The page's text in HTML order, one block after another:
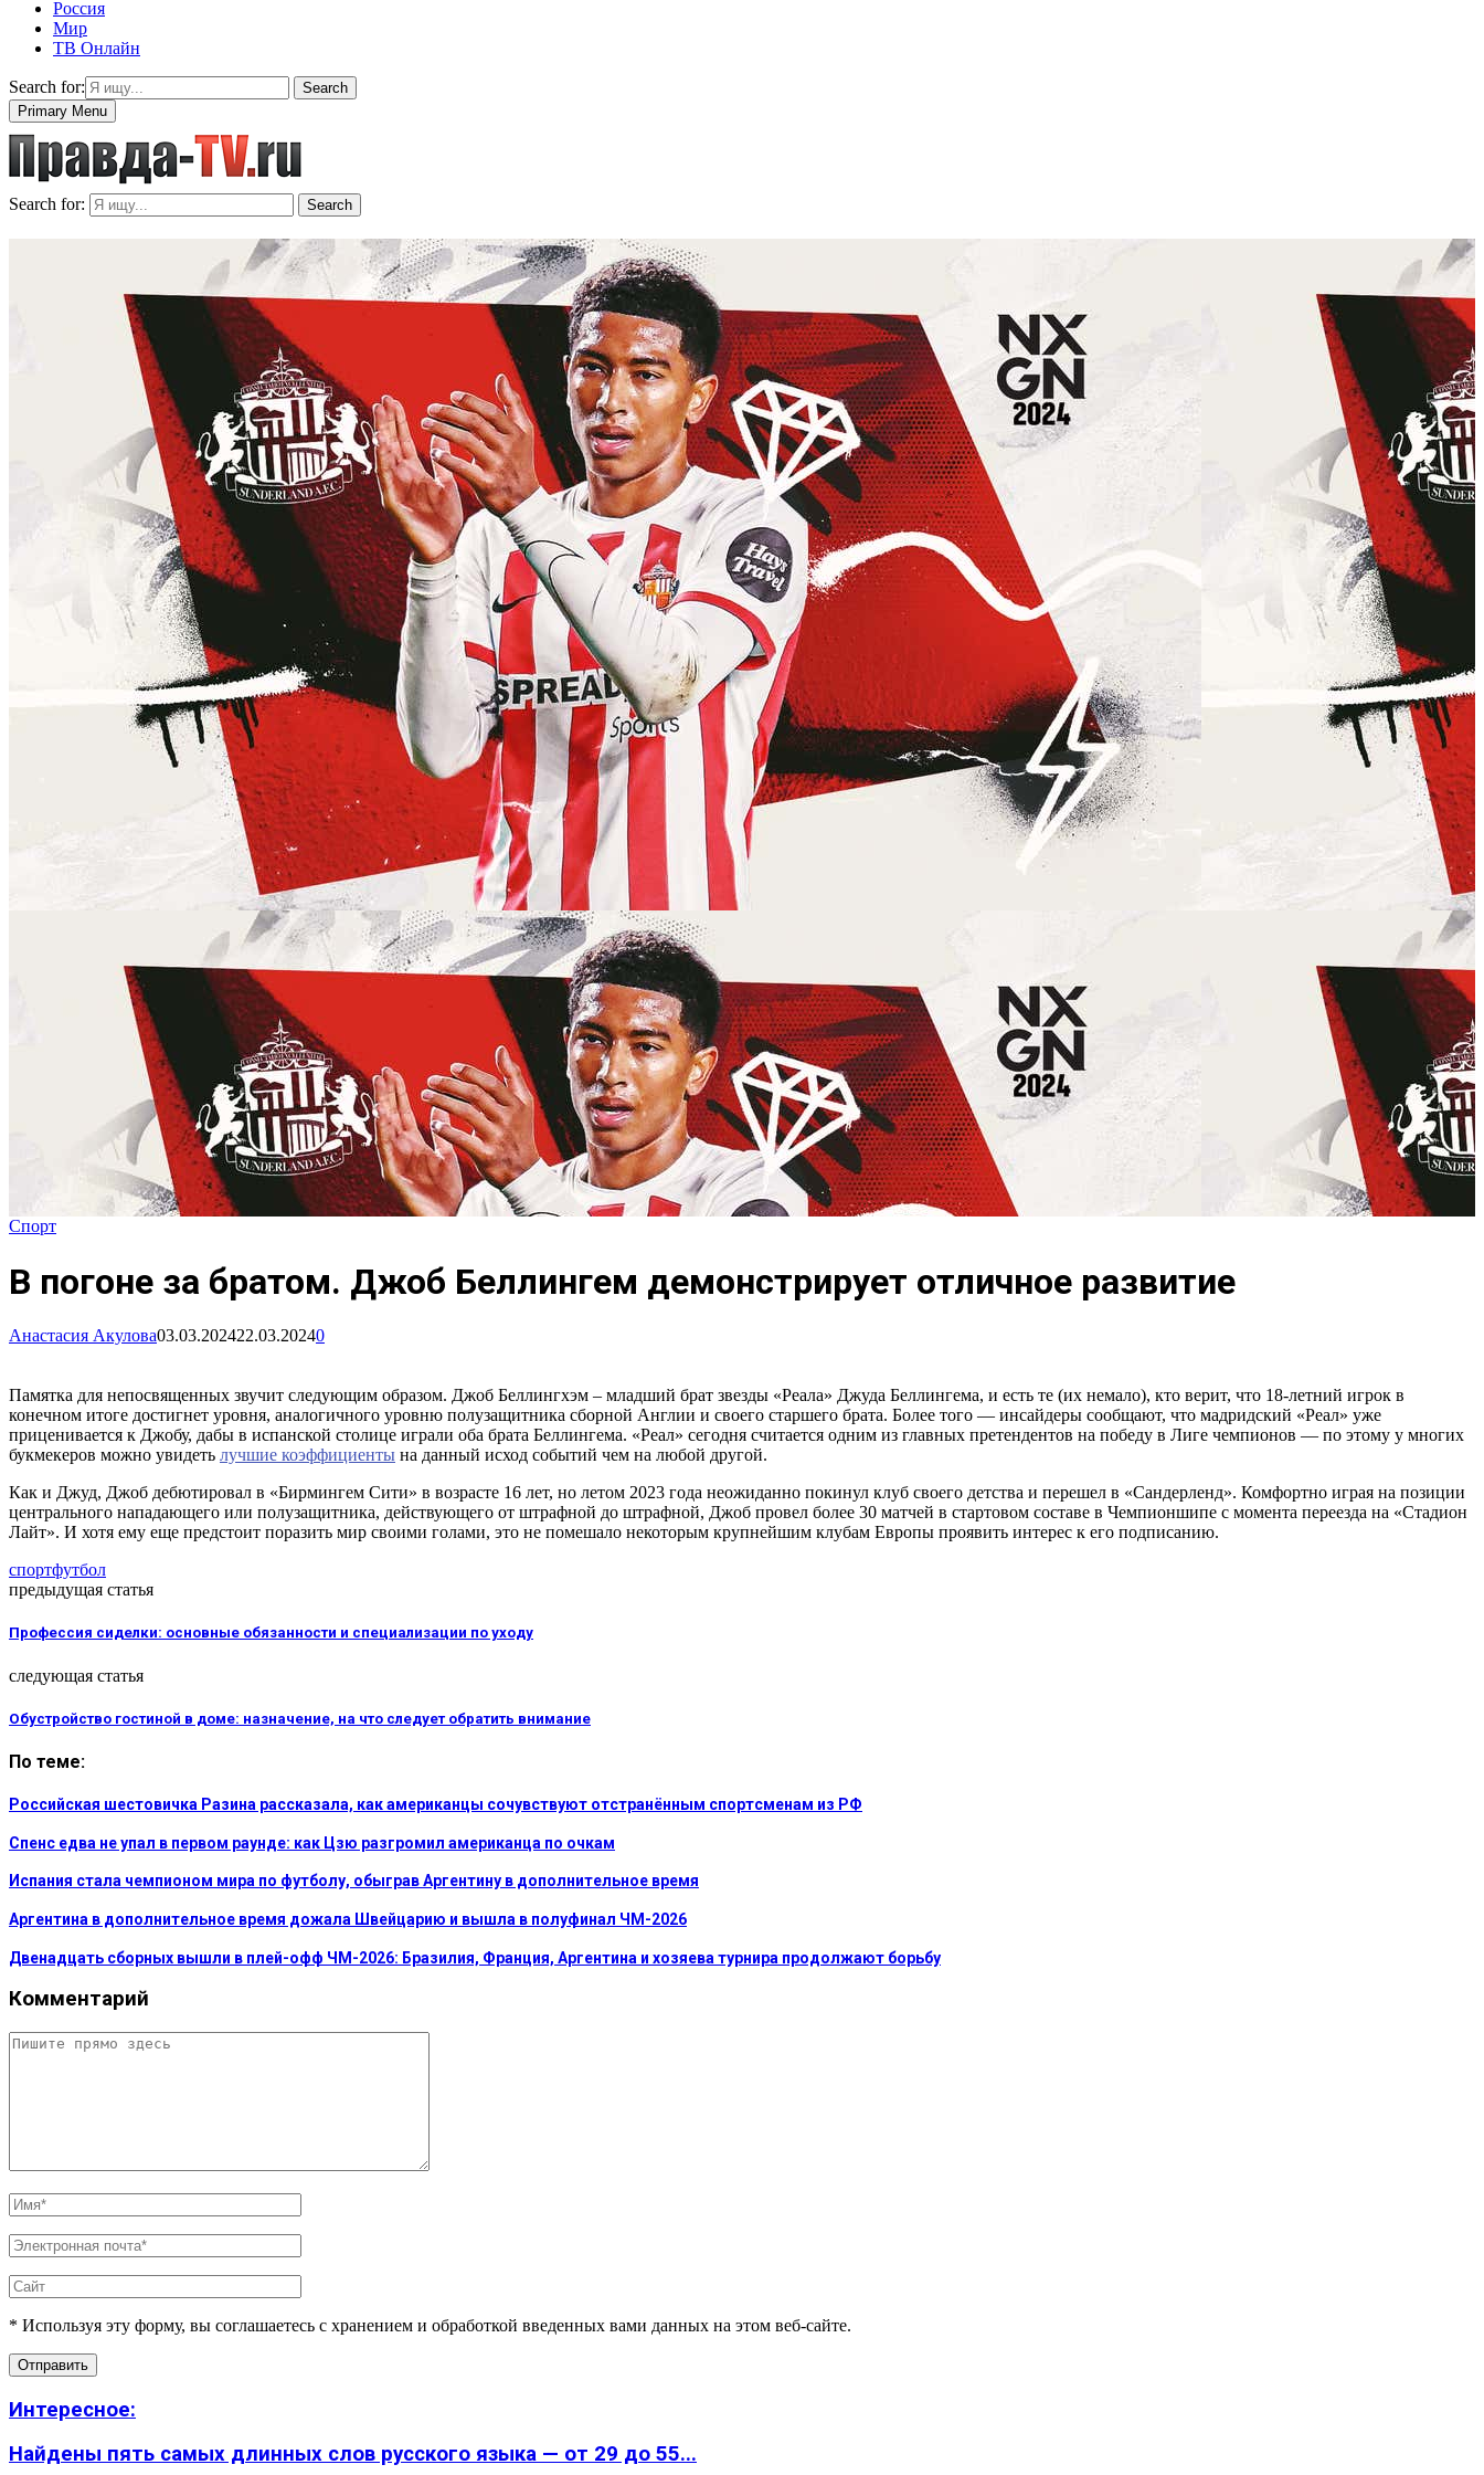
Россия
Мир
ТВ Онлайн
Search for:
Search
Primary Menu
Search for: Search
Спорт
В погоне за братом. Джоб Беллингем демонстрирует отличное развитие
Анастасия Акулова03.03.202422.03.20240
Памятка для непосвященных звучит следующим образом. Джоб Беллингхэм – младший брат звезды «Реала» Джуда Беллингема, и есть те (их немало), кто верит, что 18-летний игрок в
конечном итоге достигнет уровня, аналогичного уровню полузащитника сборной Англии и своего старшего брата. Более того — инсайдеры сообщают, что мадридский «Реал» уже
приценивается к Джобу, дабы в испанской столице играли оба брата Беллингема. «Реал» сегодня считается одним из главных претендентов на победу в Лиге чемпионов — по этому у многих
букмекеров можно увидеть лучшие коэффициенты на данный исход событий чем на любой другой.
Как и Джуд, Джоб дебютировал в «Бирмингем Сити» в возрасте 16 лет, но летом 2023 года неожиданно покинул клуб своего детства и перешел в «Сандерленд». Комфортно играя на позиции
центрального нападающего или полузащитника, действующего от штрафной до штрафной, Джоб провел более 30 матчей в стартовом составе в Чемпионшипе с момента переезда на «Стадион
Лайт». И хотя ему еще предстоит поразить мир своими голами, это не помешало некоторым крупнейшим клубам Европы проявить интерес к его подписанию.
спортфутбол
предыдущая статья
Профессия сиделки: основные обязанности и специализации по уходу
следующая статья
Обустройство гостиной в доме: назначение, на что следует обратить внимание
По теме:
Российская шестовичка Разина рассказала, как американцы сочувствуют отстранённым спортсменам из РФ
Спенс едва не упал в первом раунде: как Цзю разгромил американца по очкам
Испания стала чемпионом мира по футболу, обыграв Аргентину в дополнительное время
Аргентина в дополнительное время дожала Швейцарию и вышла в полуфинал ЧМ-2026
Двенадцать сборных вышли в плей-офф ЧМ-2026: Бразилия, Франция, Аргентина и хозяева турнира продолжают борьбу
Комментарий
* Используя эту форму, вы соглашаетесь с хранением и обработкой введенных вами данных на этом веб-сайте.
Интересное:
Найдены пять самых длинных слов русского языка — от 29 до 55...